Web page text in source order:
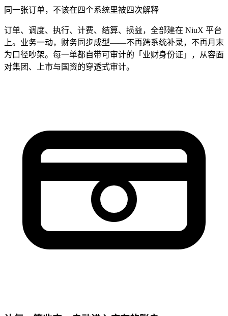
同一张订单，不该在四个系统里被四次解释
订单、调度、执行、计费、结算、损益，全部建在 NiuX 平台
上。业务一动，财务同步成型——不再跨系统补录，不再月末
为口径吵架。每一单都自带可审计的「业财身份证」，从容面
对集团、上市与国资的穿透式审计。